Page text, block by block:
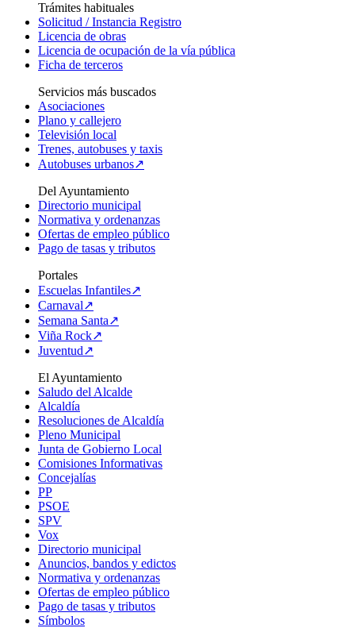
Trámites habituales
Solicitud / Instancia Registro
Licencia de obras
Licencia de ocupación de la vía pública
Ficha de terceros
Servicios más buscados
Asociaciones
Plano y callejero
Televisión local
Trenes, autobuses y taxis
Autobuses urbanos↗
Del Ayuntamiento
Directorio municipal
Normativa y ordenanzas
Ofertas de empleo público
Pago de tasas y tributos
Portales
Escuelas Infantiles↗
Carnaval↗
Semana Santa↗
Viña Rock↗
Juventud↗
El Ayuntamiento
Saludo del Alcalde
Alcaldía
Resoluciones de Alcaldía
Pleno Municipal
Junta de Gobierno Local
Comisiones Informativas
Concejalías
PP
PSOE
SPV
Vox
Directorio municipal
Anuncios, bandos y edictos
Normativa y ordenanzas
Ofertas de empleo público
Pago de tasas y tributos
Símbolos